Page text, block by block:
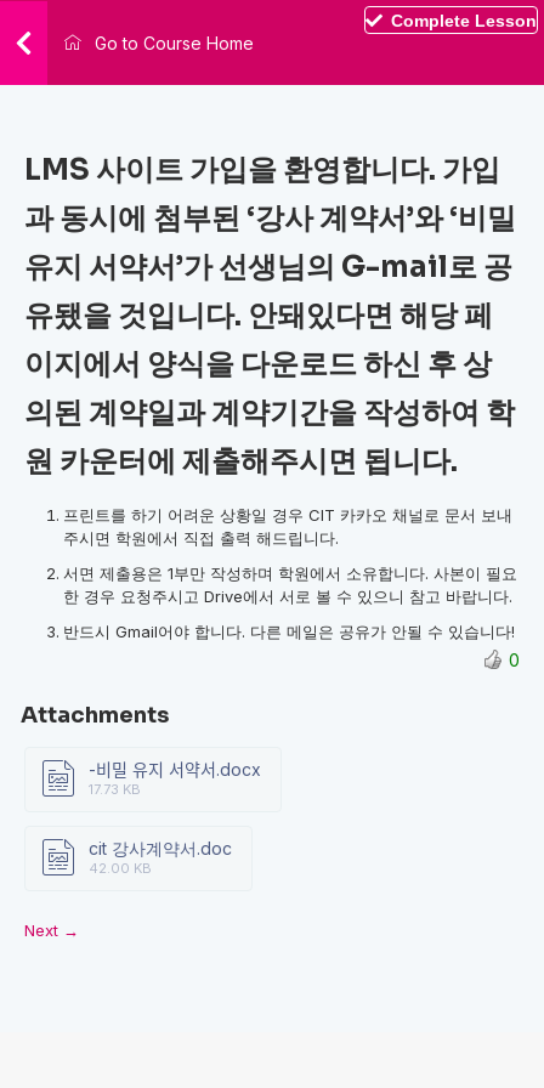
Go to Course Home
Complete Lesson
LMS 사이트 가입을 환영합니다. 가입
과 동시에 첨부된 ‘강사 계약서’와 ‘비밀
유지 서약서’가 선생님의 G-mail로 공
유됐을 것입니다. 안돼있다면 해당 페
이지에서 양식을 다운로드 하신 후 상
의된 계약일과 계약기간을 작성하여 학
원 카운터에 제출해주시면 됩니다.
프린트를 하기 어려운 상황일 경우 CIT 카카오 채널로 문서 보내
주시면 학원에서 직접 출력 해드립니다.
서면 제출용은 1부만 작성하며 학원에서 소유합니다. 사본이 필요
한 경우 요청주시고 Drive에서 서로 볼 수 있으니 참고 바랍니다.
반드시 Gmail어야 합니다. 다른 메일은 공유가 안될 수 있습니다!
0
Attachments
-비밀 유지 서약서.docx
17.73 KB
cit 강사계약서.doc
42.00 KB
Next →